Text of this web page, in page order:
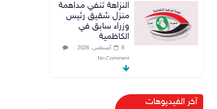
النزاهة تنفي مداهمة
منزل شقيق رئيس
وزراء سابق في
الكاظمية
8 أغسطس، 2026
No Comment
تفاصيل ورسوم
تظليل زجاج السيارات
آخر الفيديوهات